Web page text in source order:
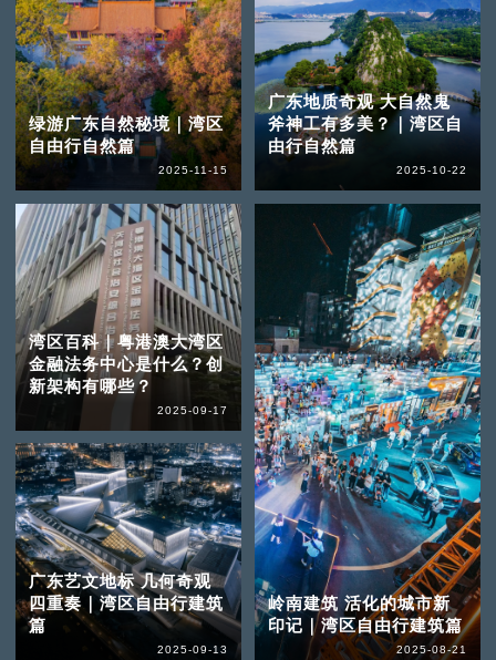
绿游广东自然秘境｜湾区
自由行自然篇
2025-11-15
广东地质奇观 大自然鬼
斧神工有多美？｜湾区自
由行自然篇
2025-10-22
湾区百科｜粤港澳大湾区
金融法务中心是什么？创
新架构有哪些？
2025-09-17
广东艺文地标 几何奇观
四重奏｜湾区自由行建筑
篇
2025-09-13
岭南建筑 活化的城市新
印记｜湾区自由行建筑篇
2025-08-21